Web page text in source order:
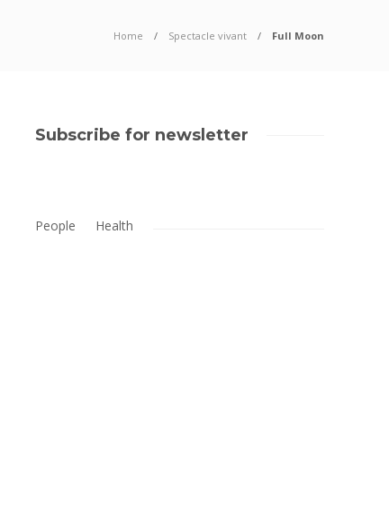
Home Spectacle vivant Full Moon
Subscribe for newsletter
People Health